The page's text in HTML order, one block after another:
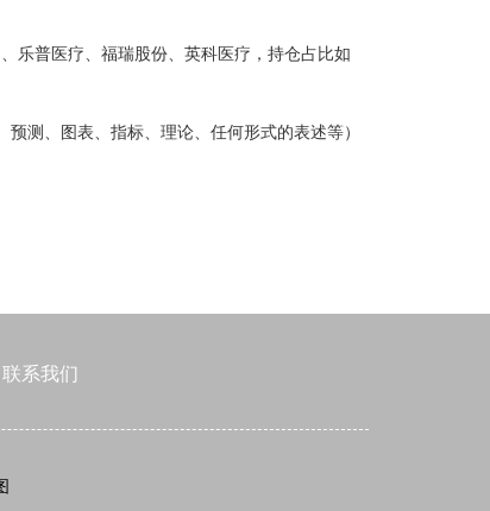
普医疗、福瑞股份、英科医疗，持仓占比如
测、图表、指标、理论、任何形式的表述等）
联系我们